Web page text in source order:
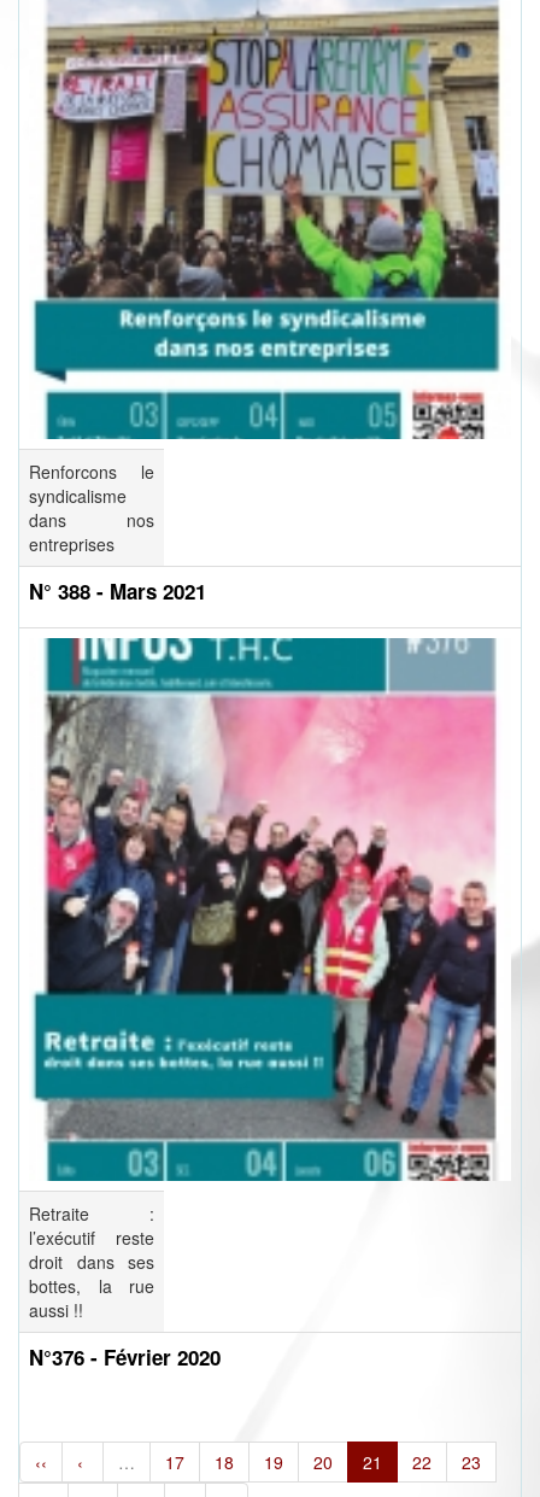
Renforcons le
syndicalisme
dans nos
entreprises
N° 388 - Mars 2021
Retraite :
l’exécutif reste
droit dans ses
bottes, la rue
aussi !!
N°376 - Février 2020
‹‹ ‹ … 17 18 19 20 21 22
23